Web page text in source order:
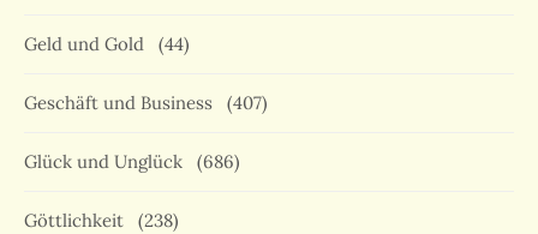
Geld und Gold (44)
Geschäft und Business (407)
Glück und Unglück (686)
Göttlichkeit (238)